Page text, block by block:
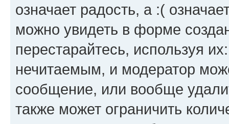
означает радость, а :(
можно увидеть в форме
перестарайтесь, используя
нечитаемым, и модератор
сообщение, или вообще
также может ограничить